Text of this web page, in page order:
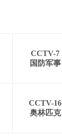
CCTV-7
国防军事
CCTV-16
奥林匹克